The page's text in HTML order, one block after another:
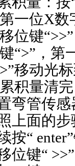
一位X数
位键
“>”，第
移动光
积量清
弯管传感
上面的
按“
位键“